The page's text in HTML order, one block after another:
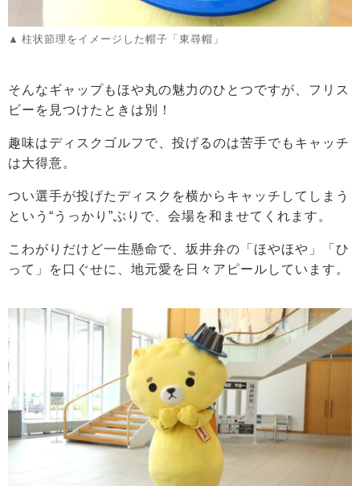
柱状節理をイメージした帽子「東尋帽」
そんなギャップもほや丸の魅力のひとつですが、フリス
ビーを見つけたときは別！
趣味はディスクゴルフで、投げるのは苦手でもキャッチ
は大得意。
つい選手が投げたディスクを横からキャッチしてしまう
という“うっかり”ぶりで、会場を和ませてくれます。
こわがりだけど一生懸命で、坂井弁の「ほやほや」「ひ
って」を口ぐせに、地元愛を日々アピールしています。